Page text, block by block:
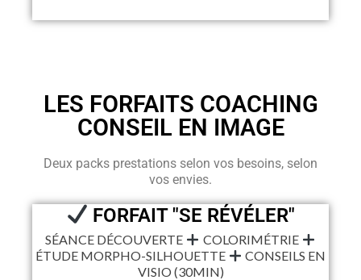
LES FORFAITS COACHING
CONSEIL EN IMAGE
Deux packs prestations selon vos besoins, selon
vos envies.
FORFAIT "SE RÉVÉLER"
SÉANCE DÉCOUVERTE
COLORIMÉTRIE
ÉTUDE MORPHO-SILHOUETTE
CONSEILS EN
VISIO (30MIN)